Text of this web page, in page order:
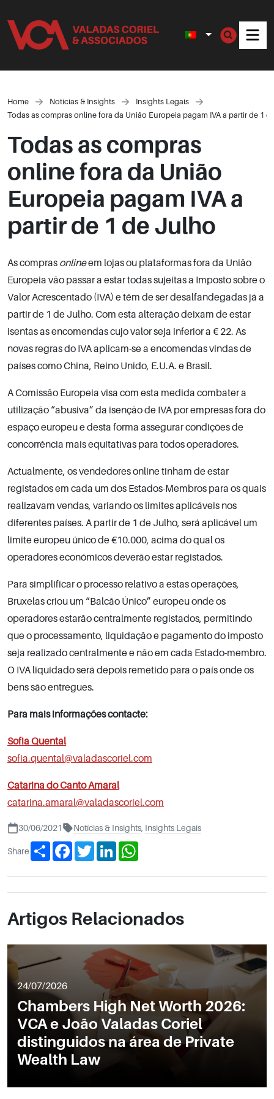
Home Notícias & Insights
Insights Legais
Todas as compras online fora da União Europeia pagam IVA a partir de 1
Todas as compras
online fora da União
Europeia pagam IVA a
partir de 1 de Julho
As compras onlineem lojas ou plataformas fora da União
Europeia vão passar a estar todas sujeitas a Imposto sobre o
Valor Acrescentado (IVA) e têm de ser desalfandegadas já a
partir de 1 de Julho. Com esta alteração deixam de estar
isentas as encomendas cujo valor seja inferior a € 22. As
novas regras do IVA aplicam-se a encomendas vindas de
países como China, Reino Unido, E.U.A. e Brasil.
A Comissão Europeia visa com esta medida combater a
utilização “abusiva” da isenção de IVA por empresas fora do
espaço europeu e desta forma assegurar condições de
concorrência mais equitativas para todos operadores.
Actualmente, os vendedores online tinham de estar
registados em cada um dos Estados-Membros para os quais
realizavam vendas, variando os limites aplicáveis nos
diferentes países. A partir de 1 de Julho, será aplicável um
limite europeu único de €10.000, acima do qual os
operadores económicos deverão estar registados.
Para simplificar o processo relativo a estas operações,
Bruxelas criou um “Balcão Único” europeu onde os
operadores estarão centralmente registados, permitindo
que o processamento, liquidação e pagamento do imposto
seja realizado centralmente e não em cada Estado-membro.
O IVA liquidado será depois remetido para o país onde os
bens são entregues.
Para mais informações contacte:
Sofia Quental
sofia.quental@valadascoriel.com
Catarina do Canto Amaral
catarina.amaral@valadascoriel.com
30/06/2021 Notícias & Insights Insights Legais
Share Share FacebookTwitterLinkedIn
Artigos Relacionados
24/07/2026
Chambers High Net Worth 2026:
VCA e João Valadas Coriel
distinguidos na área de Private
Wealth Law